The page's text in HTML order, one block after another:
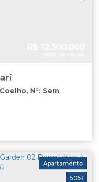
, N°: Sem
Araquari
5051
Apartamento